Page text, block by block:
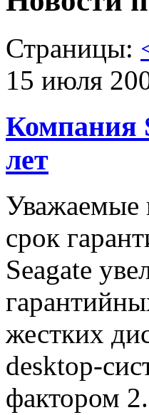
Страницы:
15 июля
Компания
лет
Уважаемые
срок
Seagate
жестких
desktop-
фактором